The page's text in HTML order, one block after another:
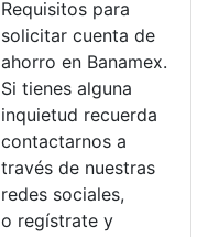
Requisitos para
solicitar cuenta de
ahorro en Banamex.
Si tienes alguna
inquietud recuerda
contactarnos a
través de nuestras
redes sociales,
o regístrate y